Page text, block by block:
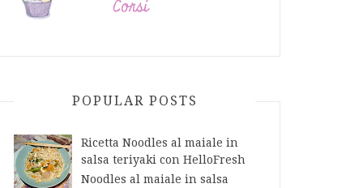
POPULAR POSTS
Ricetta Noodles al maiale in
salsa teriyaki con HelloFresh
Noodles al maiale in salsa